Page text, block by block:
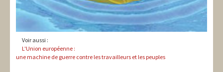
Voir aussi :
L'Union européenne :
une machine de guerre contre les travailleurs et les peuples